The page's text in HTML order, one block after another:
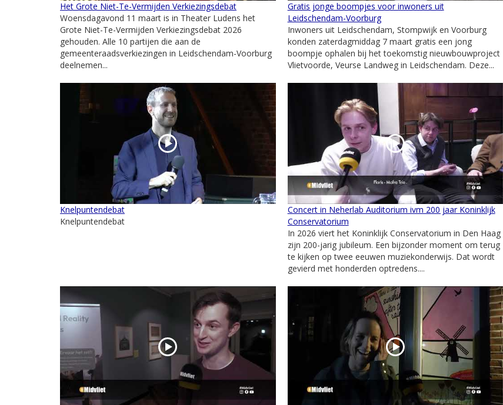
Het Grote Niet-Te-Vermijden Verkiezingsdebat
Woensdagavond 11 maart is in Theater Ludens het
Grote Niet-Te-Vermijden Verkiezingsdebat 2026
gehouden. Alle 10 partijen die aan de
gemeenteraadsverkiezingen in Leidschendam-Voorburg
deelnemen...
Gratis jonge boompjes voor inwoners uit
Leidschendam-Voorburg
Inwoners uit Leidschendam, Stompwijk en Voorburg
konden zaterdagmiddag 7 maart gratis een jong
boompje ophalen bij het toekomstig nieuwbouwproject
Vlietvoorde, Veurse Landweg in Leidschendam. Deze...
Knelpuntendebat
Knelpuntendebat
Concert in Neherlab Auditorium ivm 200 jaar Koninklijk
Conservatorium
In 2026 viert het Koninklijk Conservatorium in Den Haag
zijn 200-jarig jubileum. Een bijzonder moment om terug
te kijken op twee eeuwen muziekonderwijs. Dat wordt
gevierd met honderden optredens....